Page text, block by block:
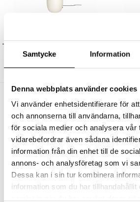
Samtycke Information
Denna webbplats använder cookies
Vi använder enhetsidentifierare för
och annonserna till användarna,
för sociala medier och analysera vår
vidarebefordrar även sådana
information från din enhet till de
annons- och analysföretag som vi
Dessa kan i sin tur kombinera
information som du har tillhandahållit
4525 kr
Andra köpte